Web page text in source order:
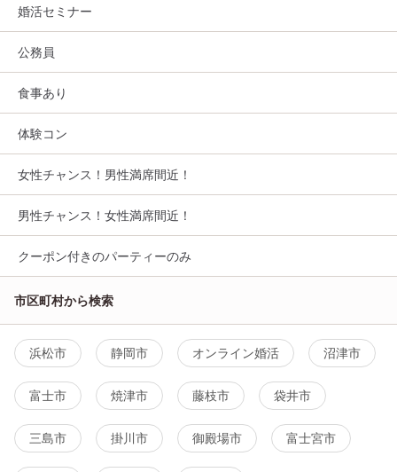
婚活セミナー
公務員
食事あり
体験コン
女性チャンス！男性満席間近！
男性チャンス！女性満席間近！
クーポン付きのパーティーのみ
市区町村から検索
浜松市 静岡市 オンライン婚活 沼津市
富士市 焼津市 藤枝市 袋井市
三島市 掛川市 御殿場市 富士宮市